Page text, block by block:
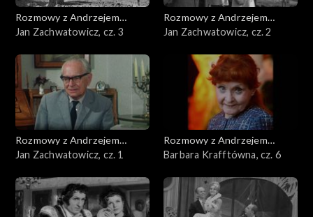
Rozmowy z Andrzejem
Doboszem
Jan Zachwatowicz, cz. 3
Rozmowy z Andrzejem
Doboszem
Jan Zachwatowicz, cz. 2
Rozmowy z Andrzejem
Doboszem
Jan Zachwatowicz, cz. 1
Rozmowy z Andrzejem
Doboszem
Barbara Krafftówna, cz. 6